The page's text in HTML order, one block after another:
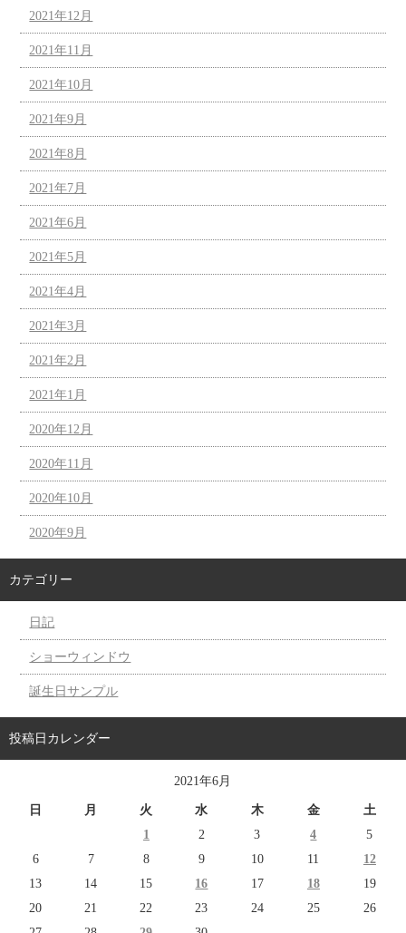
2021年12月
2021年11月
2021年10月
2021年9月
2021年8月
2021年7月
2021年6月
2021年5月
2021年4月
2021年3月
2021年2月
2021年1月
2020年12月
2020年11月
2020年10月
2020年9月
カテゴリー
日記
ショーウィンドウ
誕生日サンプル
投稿日カレンダー
2021年6月
日 月 火 水 木 金
土
1
2 3 4
5
6
7 8 9 10 11
12
13
14 15 16 17 18
19
20
21 22 23 24 25
26